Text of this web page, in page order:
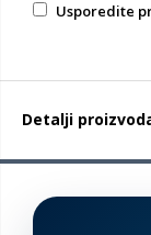
Usporedite
Detalji